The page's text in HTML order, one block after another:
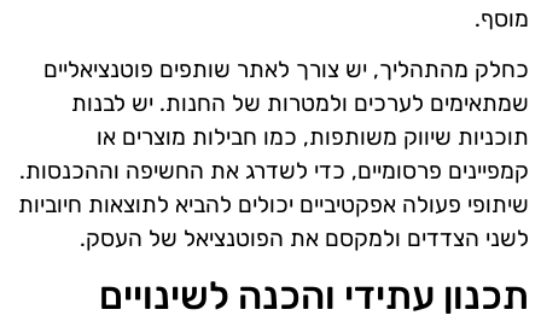
מוסף.
כחלק מהתהליך, יש צורך לאתר שותפים פוטנציאליים
שמתאימים לערכים ולמטרות של החנות. יש לבנות
תוכניות שיווק משותפות, כמו חבילות מוצרים או
קמפיינים פרסומיים, כדי לשדרג את החשיפה וההכנסות.
שיתופי פעולה אפקטיביים יכולים להביא לתוצאות חיוביות
לשני הצדדים ולמקסם את הפוטנציאל של העסק.
תכנון עתידי והכנה לשינויים